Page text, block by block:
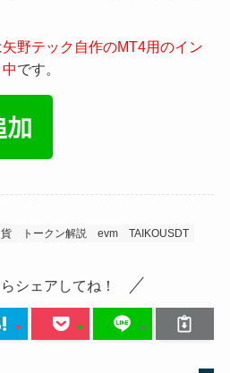
矢野テック自作のMT4用のイン
です。
トークン解説 evm TAIKOUSDT
シェアしてね！